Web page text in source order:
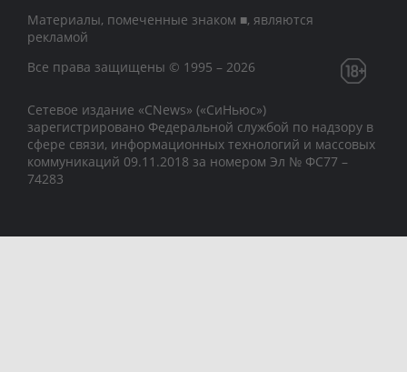
Материалы, помеченные знаком ■, являются
рекламой
Все права защищены © 1995 – 2026
Сетевое издание «CNews» («СиНьюс»)
зарегистрировано Федеральной службой по надзору в
сфере связи, информационных технологий и массовых
коммуникаций 09.11.2018 за номером Эл № ФС77 –
74283